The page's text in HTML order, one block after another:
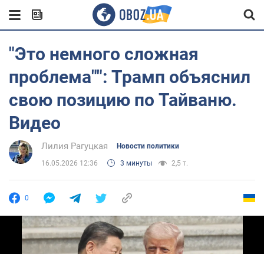
"Это немного сложная
проблема"": Трамп объяснил
свою позицию по Тайваню.
Видео
Лилия Рагуцкая Новости политики
16.05.2026 12:36 3 минуты 2,5 т.
0